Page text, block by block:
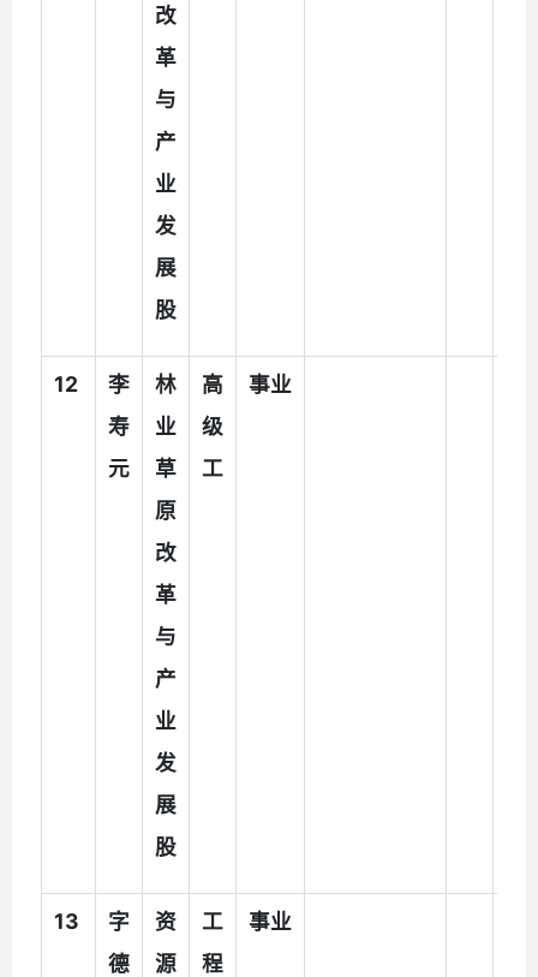
改
革
与
产
业
发
展
股
12
李
寿
元
林
业
草
原
改
革
与
产
业
发
展
股
高
级
工
事业
13
字
德
资
源
工
程
事业